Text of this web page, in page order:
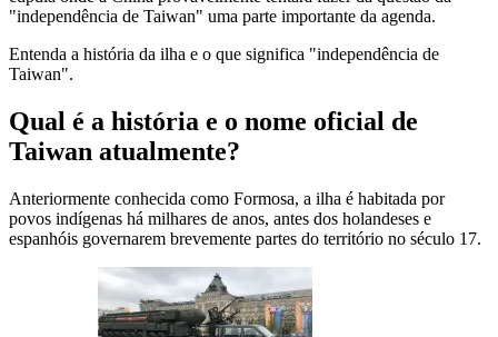
"independência de Taiwan" uma parte importante da agenda.
Entenda a história da ilha e o que significa "independência de
Taiwan".
Qual é a história e o nome oficial de
Taiwan atualmente?
Anteriormente conhecida como Formosa, a ilha é habitada por
povos indígenas há milhares de anos, antes dos holandeses e
espanhóis governarem brevemente partes do território no século 17.